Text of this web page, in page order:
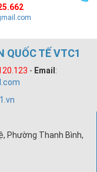
QUỐC TẾ VTC1
- Email:
Phường Thanh Bình,